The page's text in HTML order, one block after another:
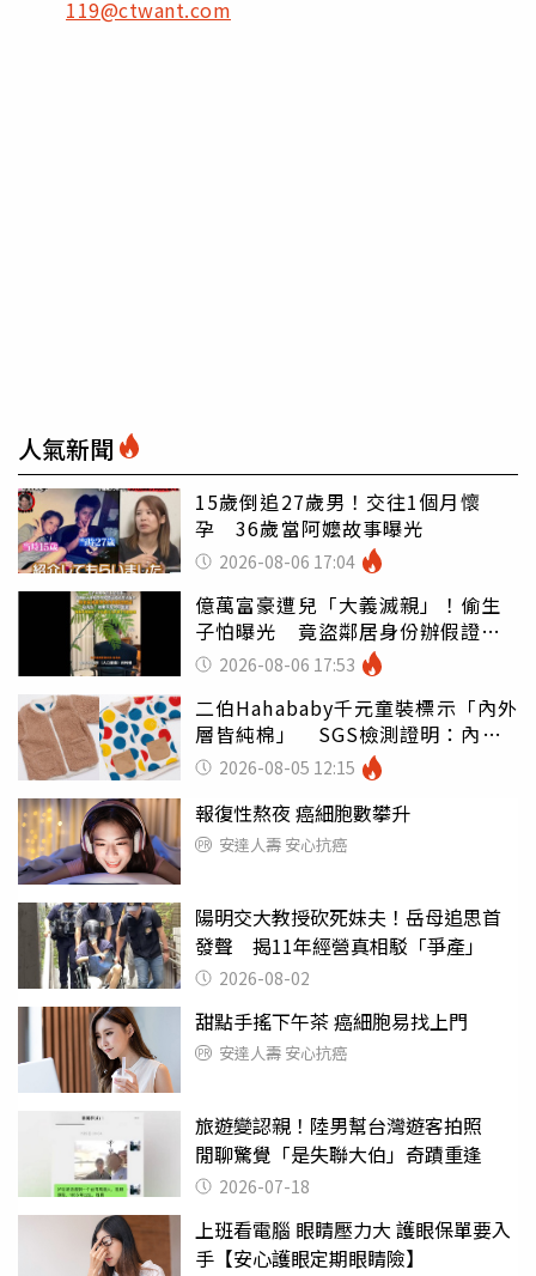
119@ctwant.com
人氣新聞
15歲倒追27歲男！交往1個月懷
孕 36歲當阿嬤故事曝光
2026-08-06 17:04
億萬富豪遭兒「大義滅親」！偷生
子怕曝光 竟盜鄰居身份辦假證落
戶 2026-08-06 17:53
二伯Hahababy千元童裝標示「內外
層皆純棉」 SGS檢測證明：內裡
100%聚酯纖維
2026-08-05 12:15
報復性熬夜 癌細胞數攀升
安達人壽 安心抗癌
陽明交大教授砍死妹夫！岳母追思首
發聲 揭11年經營真相駁「爭產」
2026-08-02
甜點手搖下午茶 癌細胞易找上門
安達人壽 安心抗癌
旅遊變認親！陸男幫台灣遊客拍照
閒聊驚覺「是失聯大伯」奇蹟重逢
2026-07-18
上班看電腦 眼睛壓力大 護眼保單要入
手【安心護眼定期眼睛險】